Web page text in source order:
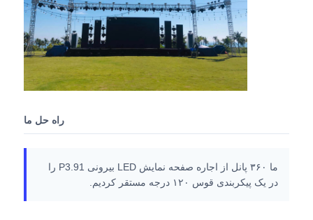
صفحه نمایش LED SMD
صفحه نمایش LED بیرونی
راه حل ما
ما ۳۶۰ پانل از اجاره صفحه نمایش LED بیرونی P3.91 را
در یک پیکربندی قوس ۱۲۰ درجه مستقر کردیم.